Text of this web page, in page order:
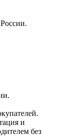
и
без